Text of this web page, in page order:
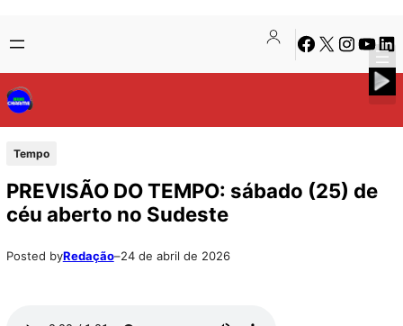
para
o
conteúdo
to
content
Facebook
X Instagram
Tempo
PREVISÃO DO TEMPO: sábado (25) de
céu aberto no Sudeste
Posted byRedação–24 de abril de 2026